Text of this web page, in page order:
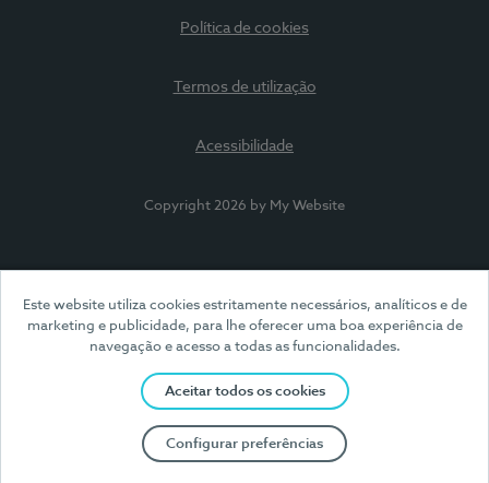
Este website utiliza cookies estritamente necessários, analíticos e de
marketing e publicidade, para lhe oferecer uma boa experiência de
navegação e acesso a todas as funcionalidades.
Aceitar todos os cookies
Configurar preferências
Política de cookies
Termos de utilização
Acessibilidade
Copyright 2026 by My Website